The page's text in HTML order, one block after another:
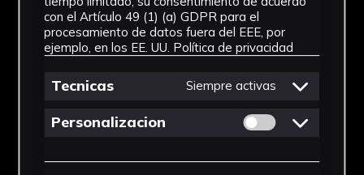
con el Artículo 49 (1) (a) GDPR para el
procesamiento de datos fuera del EEE, por
ejemplo, en los EE. UU. Política de privacidad
Tecnicas Siempre activas
Personalizacion Permitir cookies